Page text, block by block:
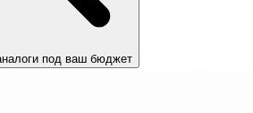
под ваш бюджет